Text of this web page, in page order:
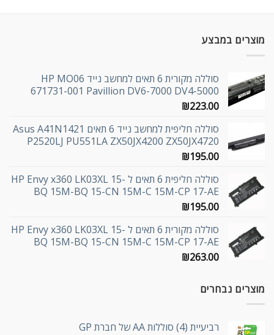
מוצרים במבצע
סוללה מקורית 6 תאים למחשב נייד HP MO06
671731-001 Pavillion DV6-7000 DV4-5000
₪223.00
סוללה חליפית למחשב נייד 6 תאים Asus A41N1421
P2520LJ PU551LA ZX50JX4200 ZX50JX4720
₪195.00
סוללה חליפית 6 תאים ל HP Envy x360 LK03XL 15-
BQ 15M-BQ 15-CN 15M-C 15M-CP 17-AE
₪195.00
סוללה מקורית 6 תאים ל HP Envy x360 LK03XL 15-
BQ 15M-BQ 15-CN 15M-C 15M-CP 17-AE
₪263.00
מוצרים נבחרים
רביעיית (4) סוללות AA של חברת GP